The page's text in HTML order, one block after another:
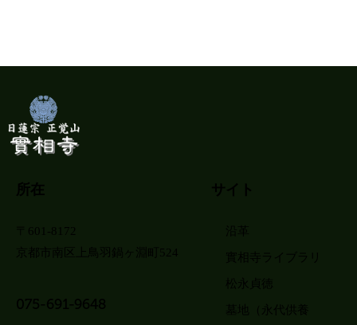
所在
〒601-8172
京都市南区上鳥羽鍋ヶ淵町524
075-691-9648
サイト
沿革
實相寺ライブラリ
松永貞徳
墓地（永代供養